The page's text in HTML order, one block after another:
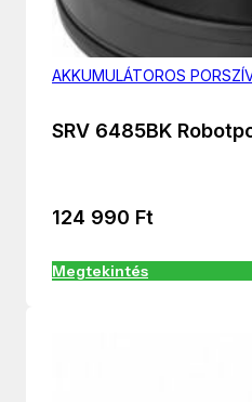
AKKUMULÁTOROS
SRV 6485BK
124 990 Ft
Megtekintés